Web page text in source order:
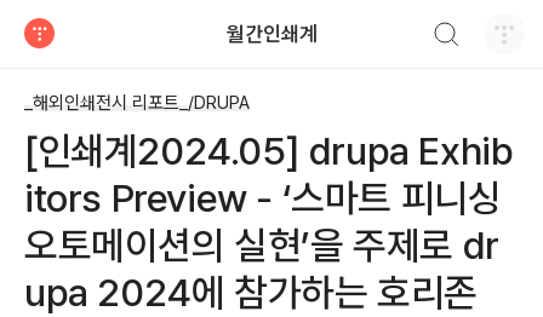
월간인쇄계
_해외인쇄전시 리포트_/DRUPA
[인쇄계2024.05] drupa Exhib
itors Preview - ‘스마트 피니싱
오토메이션의 실현’을 주제로 dr
upa 2024에 참가하는 호리존